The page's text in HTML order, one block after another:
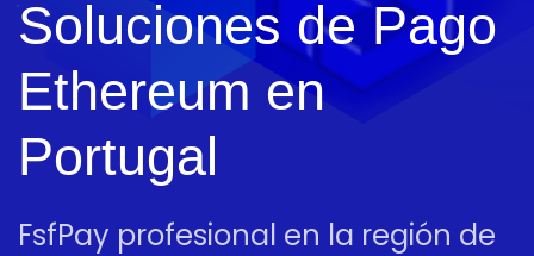
Soluciones de Pago
Ethereum en
Portugal
FsfPay profesional en la región de